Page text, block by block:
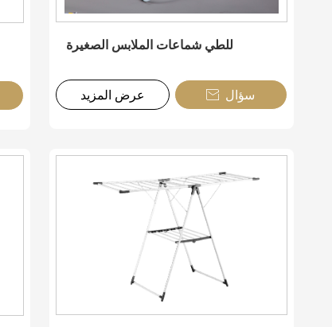
للطي شماعات الملابس الصغيرة
عرض المزيد  سؤال